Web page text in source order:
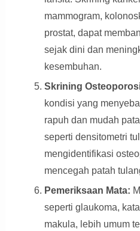
mammogram,
prostat, dapat
sejak dini dan
kesembuhan.
Skrining
kondisi yang
rapuh dan mudah
seperti densitometri
mengidentifikasi
mencegah patah
Pemeriksaan Mata:
seperti glaukoma,
makula, lebih umum